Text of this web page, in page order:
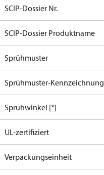
SCIP-Dossier Nr.
SCIP-Dossier Produktname
Sprühmuster
Sprühmuster-Kennzeichnung
Sprühwinkel [°]
UL-zertifiziert
Verpackungseinheit